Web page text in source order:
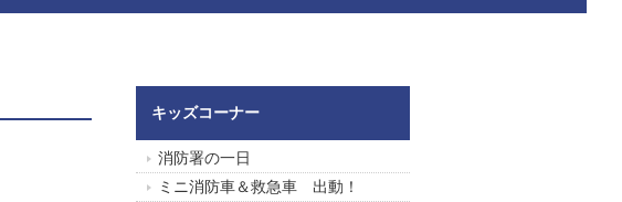
キッズコーナー
消防署の一日
ミニ消防車＆救急車 出動！